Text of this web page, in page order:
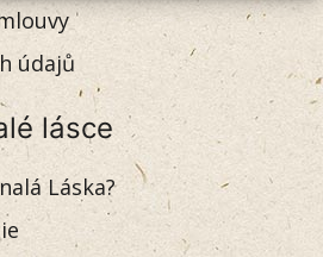
údajů
lásce
Láska?